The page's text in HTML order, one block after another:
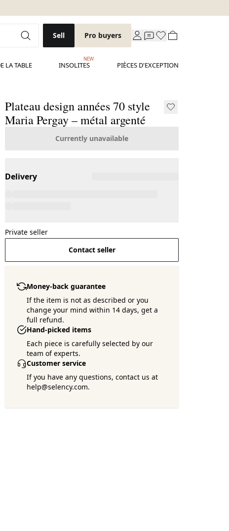
Sell Pro buyers
LA TABLE INSOLITES
NEW
PIÈCES D'EXCEPTION
Plateau design années 70 style
Maria Pergay – métal argenté
Currently unavailable
Delivery
Private seller
Contact seller
Money-back guarantee
If the item is not as described or you
change your mind within 14 days, get a
full refund.
Hand-picked items
Each piece is carefully selected by our
team of experts.
Customer service
If you have any questions, contact us at
help@selency.com.